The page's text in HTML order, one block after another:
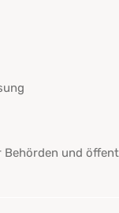
Behörden und